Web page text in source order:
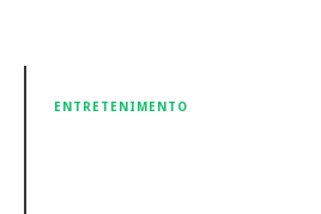
ENTRETENIMENTO